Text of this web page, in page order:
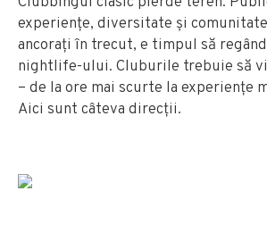
experiențe, diversitate și
ancorați în trecut, e timpul să
nightlife-ului. Cluburile trebuie să
– de la ore mai scurte la experiențe
Aici sunt câteva direcții.